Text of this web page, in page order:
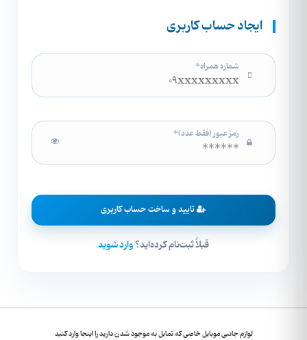
ایجاد حساب کاربری
شماره همراه*
رمز عبور (فقط عدد)*
تایید و ساخت حساب کاربری
قبلاً ثبت‌نام کرده‌اید؟وارد شوید
لوازم جانبی موبایل خاصی که تمایل به موجود شدن دارید را اینجا وارد کنید